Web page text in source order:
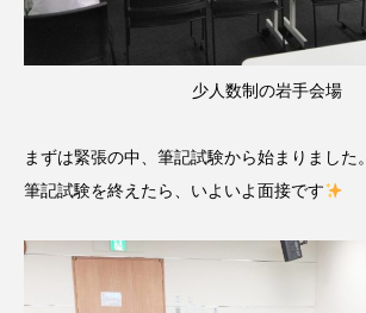
少人数制の岩手会場
まずは緊張の中、筆記試験から始まりました。
筆記試験を終えたら、いよいよ面接です